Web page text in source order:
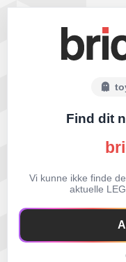
Find dit
Vi kunne ikke finde
aktuelle